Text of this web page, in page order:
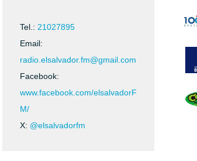
Tel.: 21027895
Email:
radio.elsalvador.fm@gmail.com
Facebook:
www.facebook.com/elsalvadorF
M/
X: @elsalvadorfm